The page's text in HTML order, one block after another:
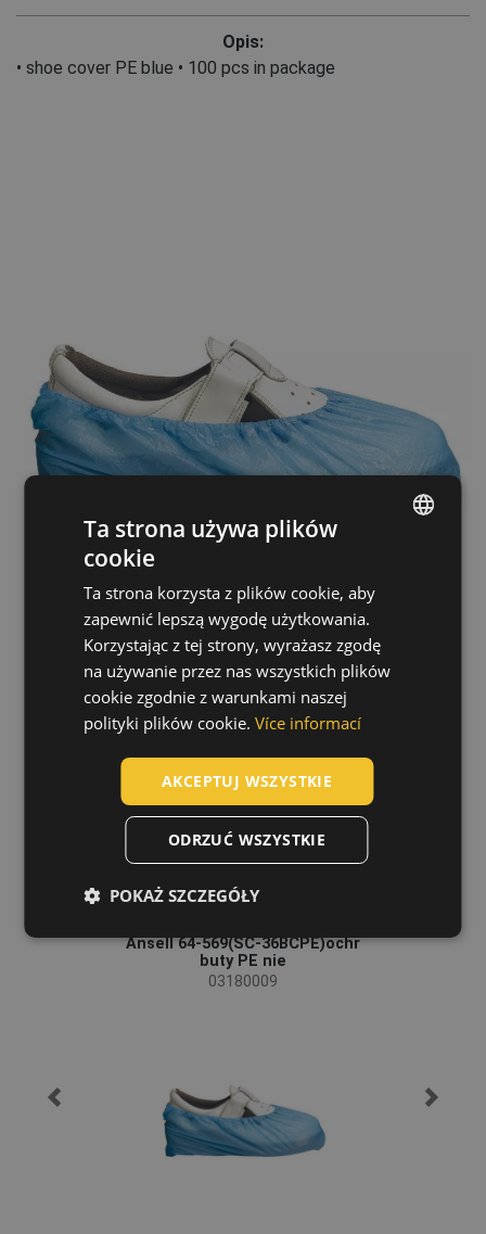
Opis:
• shoe cover PE blue • 100 pcs in package
Ostatnio oglądane produkty
Ansell 64-569(SC-36BCPE)ochr
buty PE nie
03180009
CZECH
HUNGARIAN
SLOVAK
DUTCH
LATVIAN
Ta strona używa plików
cookie
Ta strona korzysta z plików cookie, aby
zapewnić lepszą wygodę użytkowania.
Korzystając z tej strony, wyrażasz zgodę
na używanie przez nas wszystkich plików
cookie zgodnie z warunkami naszej
polityki plików cookie. Více informací
AKCEPTUJ WSZYSTKIE
ODRZUĆ WSZYSTKIE
POKAŻ SZCZEGÓŁY